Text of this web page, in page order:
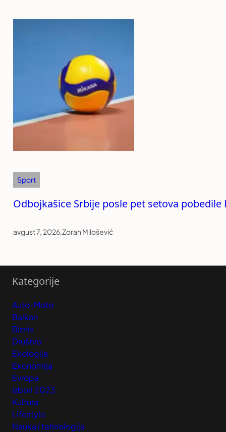
Sport
Odbojkašice Srbije posle pet setova
avgust 7, 2026.Zoran Milošević
Kategorije
Auto-Moto
Balkan
Biznis
Društvo
Ekologija
Ekonomija
Evropa
Izbori 2023
Kultura
Lifestyle
Nauka i tehnologija